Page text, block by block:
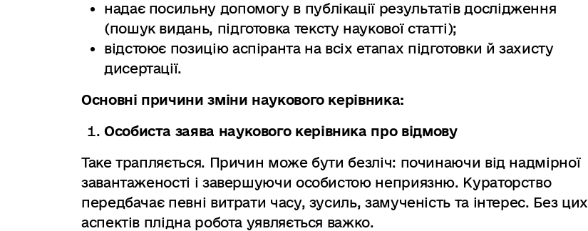
надає посильну допомогу в публікації результатів дослідження
(пошук видань, підготовка тексту наукової статті);
відстоює позицію аспіранта на всіх етапах підготовки й захисту
дисертації.
Основні причини зміни наукового керівника:
Особиста заява наукового керівника про відмову
Таке трапляється. Причин може бути безліч: починаючи від надмірної
завантаженості і завершуючи особистою неприязню. Кураторство
передбачає певні витрати часу, зусиль, замученість та інтерес. Без цих
аспектів плідна робота уявляється важко.